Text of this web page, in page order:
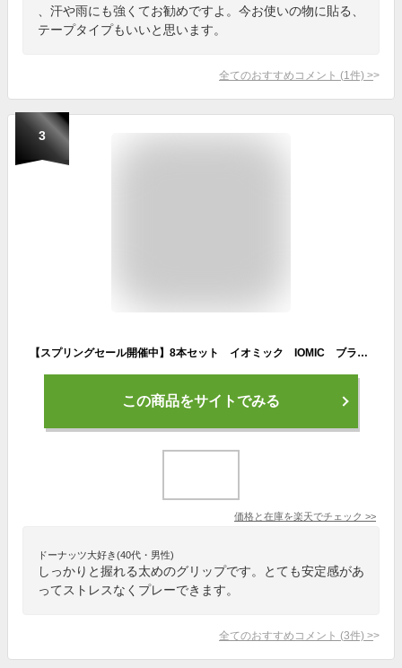
、汗や雨にも強くてお勧めですよ。今お使いの物に貼る、
テープタイプもいいと思います。
全てのおすすめコメント (1 件) >
3
【スプリングセール開催中】8本セット イオミック IOMIC ブラックアーマー2 X-エボリューション 2.3 ちょっと太め ゴルフグリップ まとめ買いセール
この商品をサイトでみる
価格と在庫を楽天でチェック >>
ドーナッツ大好き(40代・男性)
しっかりと握れる太めのグリップです。とても安定感があ
ってストレスなくプレーできます。
全てのおすすめコメント (3件) >